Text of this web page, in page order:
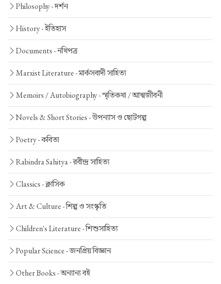
Philosophy -দর্শন
History -ইতিহাস
Documents -নথিপত্র
Marxist Literature -মার্কসবাদী সাহিত্য
Memoirs / Autobiography -স্মৃতিকথা / আত্মজীবনী
Novels & Short Stories -উপন্যাস ও ছোটগল্প
Poetry -কবিতা
Rabindra Sahitya -রবীন্দ্র সাহিত্য
Classics -ক্লাসিক
Art & Culture -শিল্প ও সংস্কৃতি
Children's Literature -শিশুসাহিত্য
Popular Science -জনপ্রিয় বিজ্ঞান
Other Books -অন্যান্য বই